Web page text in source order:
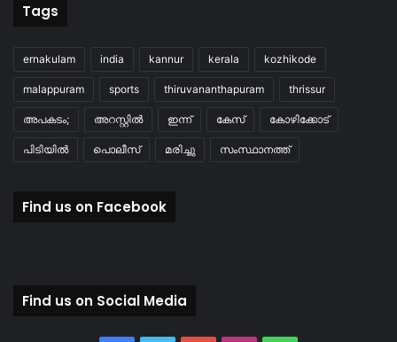
Tags
ernakulam india kannur kerala kozhikode
malappuram sports thiruvananthapuram thrissur
അപകടം; അറസ്റ്റിൽ ഇന്ന് കേസ് കോഴിക്കോട്
പിടിയിൽ പൊലീസ് മരിച്ചു സംസ്ഥാനത്ത്
Find us on Facebook
Find us on Social Media